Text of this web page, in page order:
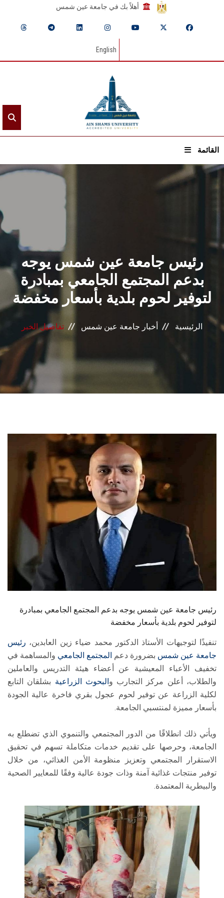
أهلاً بك في جامعة عين شمس
English
القائمة
الرئيسيـة
القطاعـات
الشئون الأكاديمية
البحث العلمي
المراكز والوحدات
الأنظمة الذكية
الطلاب
هيئة التدريس
الدراسات العليا
الخريجين
الموظفون
الزائـرون
سجل الان
رئيس جامعة عين شمس يوجه
بدعم المجتمع الجامعي بمبادرة
لتوفير لحوم بلدية بأسعار مخفضة
الرئيسية أخبار جامعة عين شمس تفاصيل الخبر
رئيس جامعة عين شمس يوجه بدعم المجتمع الجامعي بمبادرة
لتوفير لحوم بلدية بأسعار مخفضة
تنفيذًا لتوجيهات الأستاذ الدكتور محمد ضياء زين العابدين، رئيس
جامعة عين شمس بضرورة دعم المجتمع الجامعي والمساهمة في
تخفيف الأعباء المعيشية عن أعضاء هيئة التدريس والعاملين
والطلاب، أعلن مركز التجارب و البحوث الزراعية بشلقان التابع
لكلية الزراعة عن توفير لحوم عجول بقري فاخرة عالية الجودة
بأسعار مميزة لمنتسبي الجامعة.
ويأتي ذلك انطلاقًا من الدور المجتمعي والتنموي الذي تضطلع به
الجامعة، وحرصها على تقديم خدمات متكاملة تسهم في تحقيق
الاستقرار المجتمعي وتعزيز منظومة الأمن الغذائي، من خلال
توفير منتجات غذائية آمنة وذات جودة عالية وفقًا للمعايير الصحية
والبيطرية المعتمدة.